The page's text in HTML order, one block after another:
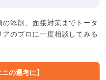
添削、面接対策までトータ
のプロに一度相談してみる
ニの選考に】